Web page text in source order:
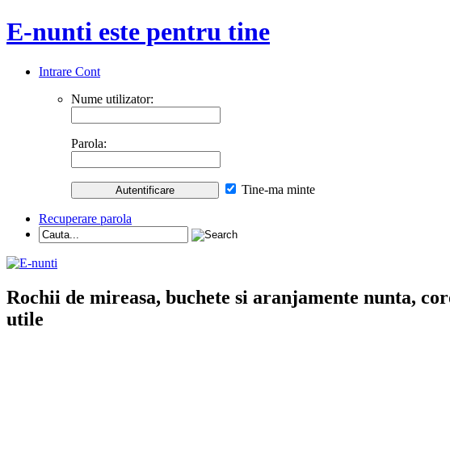
E-nunti este pentru tine
Intrare Cont
Nume utilizator:
Parola:
Tine-ma minte
Recuperare parola
Rochii de mireasa, buchete si aranjamente nunta,
utile